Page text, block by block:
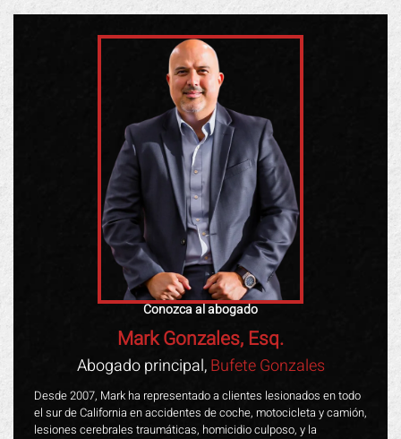
Conozca al abogado
Mark Gonzales, Esq.
Abogado principal,Bufete Gonzales
Desde 2007, Mark ha representado a clientes lesionados en todo
el sur de California en accidentes de coche, motocicleta y camión,
lesiones cerebrales traumáticas, homicidio culposo, y la